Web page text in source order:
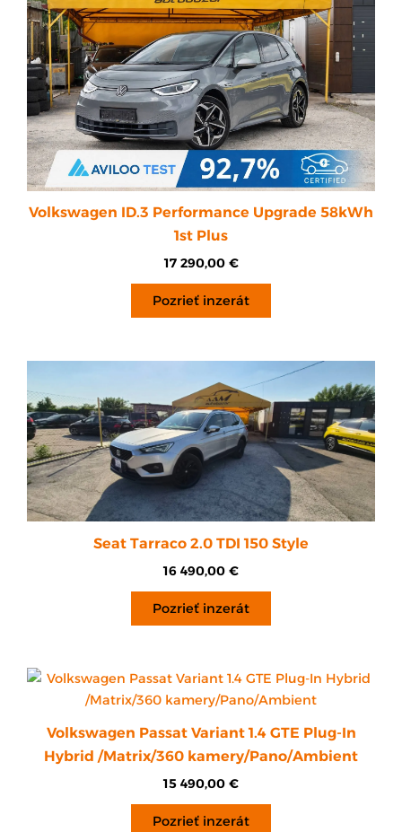
Volkswagen ID.3 Performance Upgrade 58kWh
1st Plus
17 290,00 €
Pozrieť inzerát
Seat Tarraco 2.0 TDI 150 Style
16 490,00 €
Pozrieť inzerát
Volkswagen Passat Variant 1.4 GTE Plug-In
Hybrid /Matrix/360 kamery/Pano/Ambient
15 490,00 €
Pozrieť inzerát